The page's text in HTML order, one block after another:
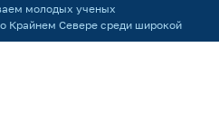
молодых ученых
Крайнем Севере среди широкой